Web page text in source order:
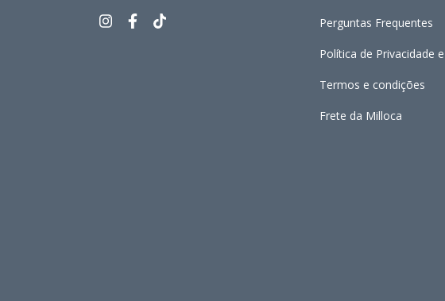
Perguntas Frequentes
Política de Privacidade
Termos e condições
Frete da Milloca